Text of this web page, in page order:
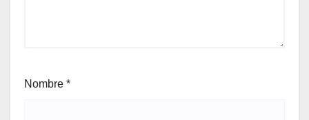
Nombre *